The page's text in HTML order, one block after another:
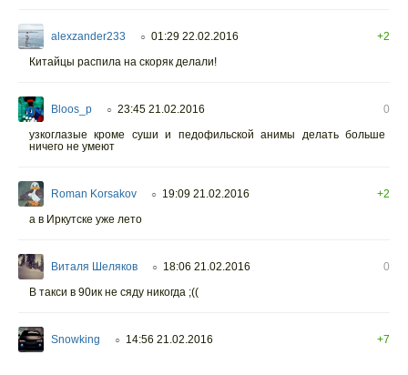
alexzander233 ○ 01:29 22.02.2016
+2
Китайцы распила на скоряк делали!
Bloos_p ○ 23:45 21.02.2016
0
узкоглазые кроме суши и педофильской анимы делать больше
ничего не умеют
Roman Korsakov ○ 19:09 21.02.2016
+2
а в Иркутске уже лето
Виталя Шеляков ○ 18:06 21.02.2016
0
В такси в 90ик не сяду никогда ;((
Snowking ○ 14:56 21.02.2016 +7